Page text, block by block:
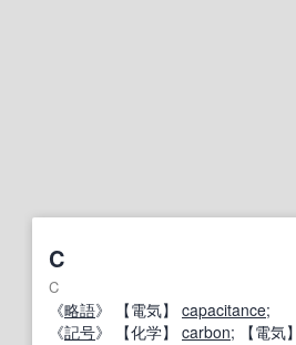
C
C
《略語》 【電気】 capacitance;
《記号》 【化学】 carbon; 【電気】